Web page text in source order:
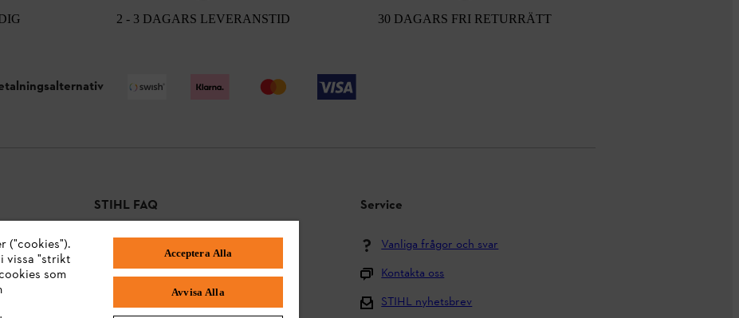
2 - 3 DAGARS LEVERANSTID 30 DAGARS FRI RETURRÄTT
STIHL FAQ
Frakt och leverans
Service
Vanliga frågor och svar
Kontakta oss
STIHL nyhetsbrev
("cookies").
vissa "strikt
som
Acceptera Alla
Avvisa Alla